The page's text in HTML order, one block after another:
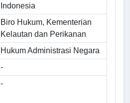
Indonesia
Biro Hukum, Kementerian
Kelautan dan Perikanan
Hukum Administrasi Negara
-
-